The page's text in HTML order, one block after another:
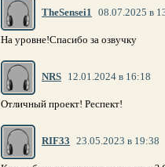
TheSensei1 08.07.2025 в
На уровне!Спасибо за озвучку
NRS 12.01.2024 в 16:18
Отличный проект! Респект!
RIF33 23.05.2023 в 19:38